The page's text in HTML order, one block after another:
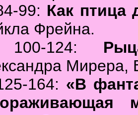
99: Как птица
Фрейна.
124:
Мирера,
164: «В